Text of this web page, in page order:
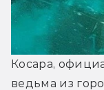
Косара,
ведьма из